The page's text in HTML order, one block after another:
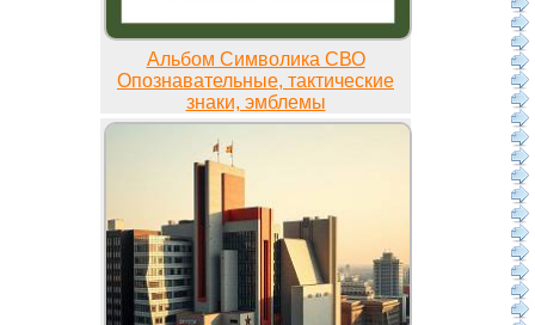
Альбом Символика СВО
Опознавательные, тактические
знаки, эмблемы